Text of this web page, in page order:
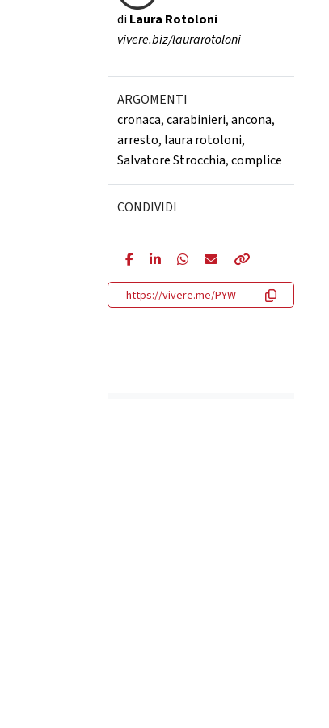
diLaura Rotoloni
vivere.biz/laurarotoloni
ARGOMENTI
cronaca,carabinieri,ancona,
arresto, laura rotoloni,
Salvatore Strocchia,complice
CONDIVIDI
https://vivere.me/PYW